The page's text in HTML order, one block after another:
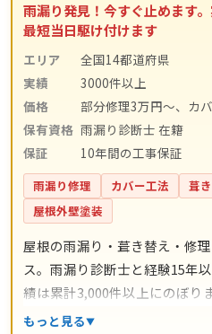
雨漏り発見！今すぐ止めます
最短当日駆け付けます
エリア
全国14都道府県
実績
3000件以上
価格
部分修理3万円～、カ
保有資格 雨漏り診断士 在籍
保証
10年間の工事保証
雨漏り修理 カバー工法 葺
屋根外壁塗装
屋根の雨漏り・葺き替え・修
ス。雨漏り診断士と経験15年
績は累計3,000件以上にのぼり
地調査・お見積り・出張費は
もっと見る